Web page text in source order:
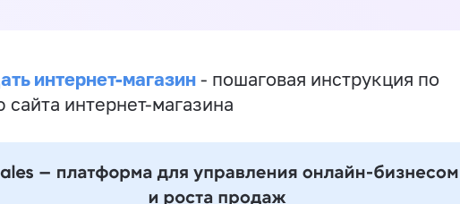
интернет-магазин - пошаговая инструкция по
сайта интернет-магазина